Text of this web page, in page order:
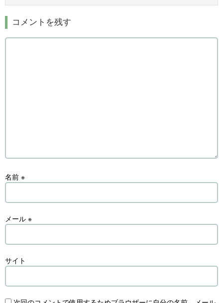
コメントを残す
名前 ※
メール ※
サイト